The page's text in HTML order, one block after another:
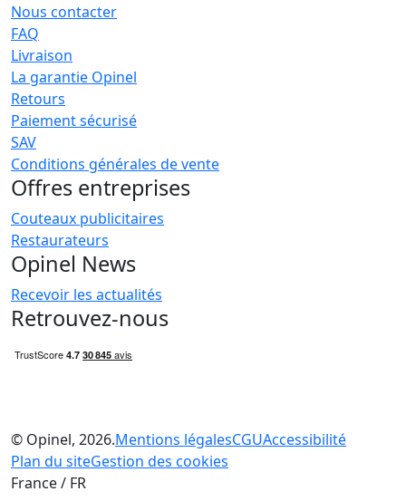
Nous contacter
FAQ
Livraison
La garantie Opinel
Retours
Paiement sécurisé
SAV
Conditions générales de vente
Offres entreprises
Couteaux publicitaires
Restaurateurs
Opinel News
Recevoir les actualités
Retrouvez-nous
© Opinel, 2026.Mentions légalesCGUAccessibilité
Plan du siteGestion des cookies
France / FR